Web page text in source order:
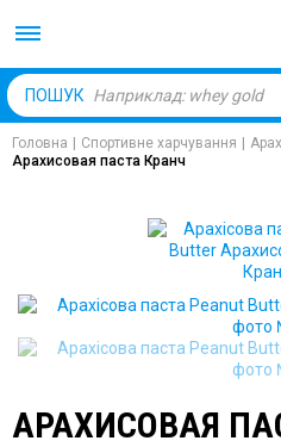
ПОШУК
Головна Спортивне харчування
Арахисовая паста Кранч
АРАХИСОВАЯ